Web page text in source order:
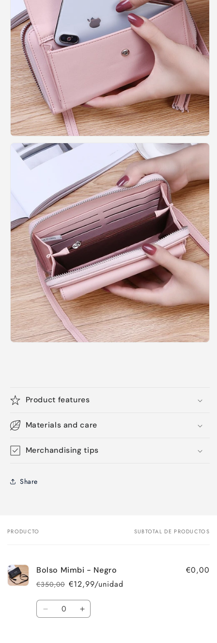
Product features
Materials and care
Merchandising tips
Share
Tu
PRODUCTO SUBTOTAL DE PRODUCTOS
Bolso Mimbi - Negro
Precio
habitual
€350,00
Precio
de
oferta
€12,99/unidad
€0,00
Cantidad
Reducir
Aumentar